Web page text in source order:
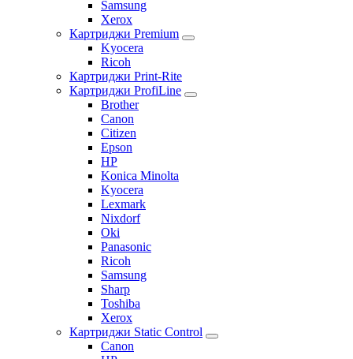
Samsung
Xerox
Картриджи Premium
Kyocera
Ricoh
Картриджи Print-Rite
Картриджи ProfiLine
Brother
Canon
Citizen
Epson
HP
Konica Minolta
Kyocera
Lexmark
Nixdorf
Oki
Panasonic
Ricoh
Samsung
Sharp
Toshiba
Xerox
Картриджи Static Control
Canon